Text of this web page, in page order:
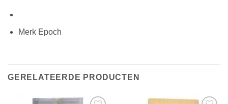
Merk Epoch
GERELATEERDE PRODUCTEN